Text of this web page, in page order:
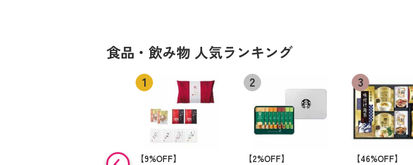
食品・飲み物 人気ランキング
【9%OFF】
【2%OFF】
【46%OFF】